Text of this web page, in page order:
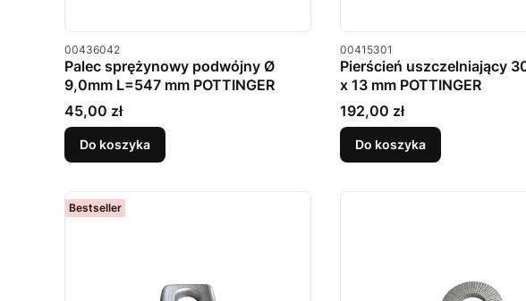
Kod produktu
00436042
Palec sprężynowy podwójny Ø
9,0mm L=547 mm POTTINGER
Cena
45,00 zł
Do koszyka
Kod produktu
00415301
Pierścień uszczelniający
x 13 mm POTTINGER
Cena
192,00 zł
Do koszyka
Bestseller